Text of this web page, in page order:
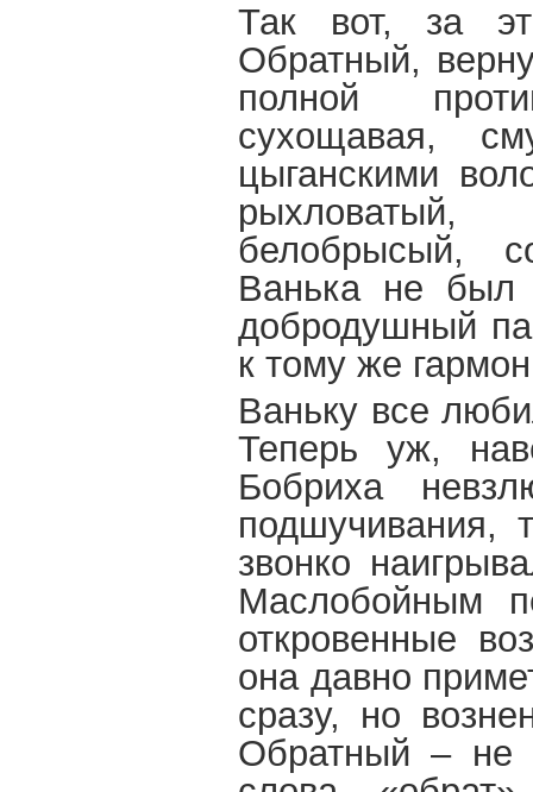
Так вот, за
Обратный,
полной
сухощавая,
цыганскими
белобрысый,
Ванька не был
добродушный
к тому же
Ваньку все
Теперь уж,
Бобриха
подшучивания,
звонко
Маслобойным
откровенные
она давно
сразу, но
Обратный – не